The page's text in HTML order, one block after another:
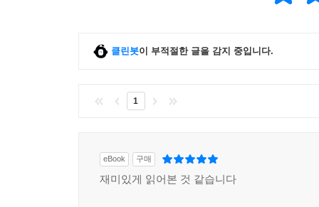
클린봇이 부적절한 글을 감지 중입니다.
1
eBook 구매
재미있게 읽어본 것 같습니다